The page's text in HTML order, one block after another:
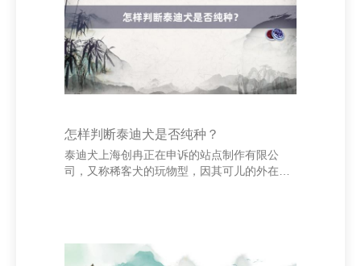
怎样判断泰迪犬是否纯种？
泰迪犬上海创冉正在申诉的站点制作有限公
司，又称稀客犬的玩物型，因其可儿的外在和
种泰迪犬往往体型较小，毛发卷曲、柔滑，风